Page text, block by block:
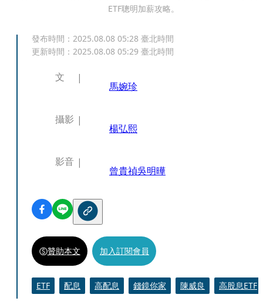
ETF聰明加薪攻略。
發布時間： 2025.08.08 05:28 臺北時間
更新時間： 2025.08.08 05:29 臺北時間
文
馬婉珍
攝影
楊弘熙
影音
曾貴禎吳明曄
贊助本文 加入訂閱會員
ETF 配息 高配息 錢鏡你家 陳威良 高股息ETF